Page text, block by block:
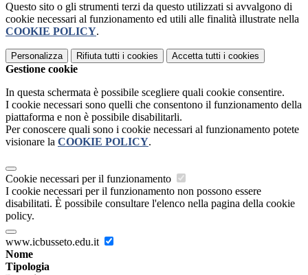
Questo sito o gli strumenti terzi da questo utilizzati si avvalgono di
cookie necessari al funzionamento ed utili alle finalità illustrate nella
COOKIE POLICY.
Personalizza Rifiuta tutti i cookies Accetta tutti i cookies
Gestione cookie
In questa schermata è possibile scegliere quali cookie consentire.
I cookie necessari sono quelli che consentono il funzionamento della
piattaforma e non è possibile disabilitarli.
Per conoscere quali sono i cookie necessari al funzionamento potete
visionare la COOKIE POLICY.
Cookie necessari per il funzionamento
I cookie necessari per il funzionamento non possono essere
disabilitati. È possibile consultare l'elenco nella pagina della cookie
policy.
www.icbusseto.edu.it
Nome
Tipologia